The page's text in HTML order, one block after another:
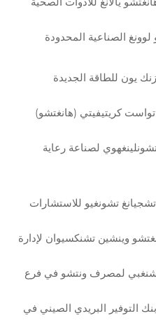
الصناعية المحدودة
يون للطاقة الجديدة
تواست كريتيفيتي (هانغتشو)
لصناعة رعاية
تشونغيو للاستشارات
وينشين تشنكسيوان لإدارة
لمصرف ونتشو في فرع
التوفير البريدي الصيني في